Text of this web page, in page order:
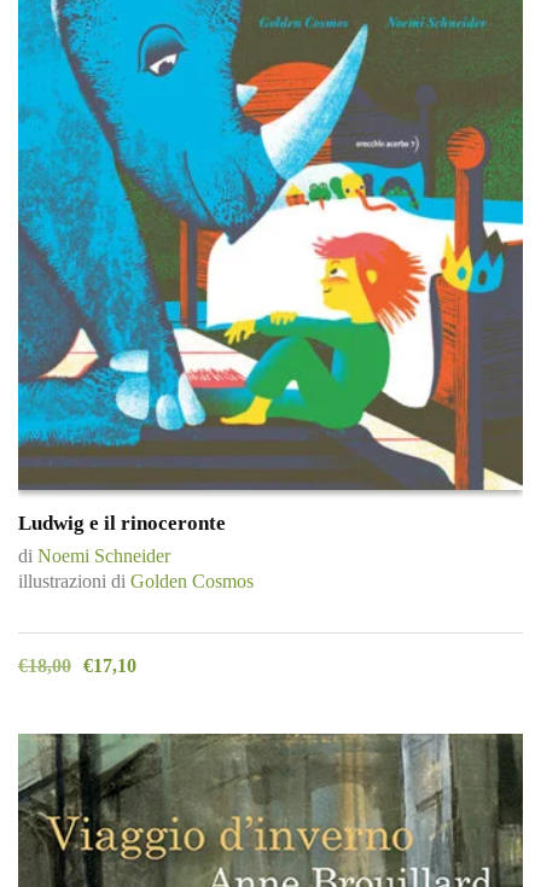
Ludwig e il rinoceronte
di Noemi Schneider
illustrazioni di Golden Cosmos
€18,00 €17,10